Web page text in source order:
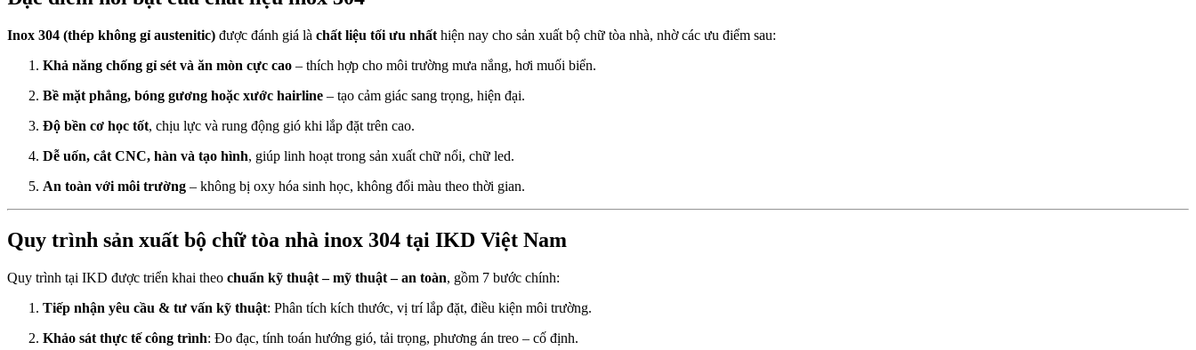
Inox 304 (thép không gỉ austenitic) được đánh giá là chất liệu tối ưu nhất hiện nay cho sản xuất bộ chữ tòa nhà, nhờ các ưu điểm sau:
Khả năng chống gỉ sét và ăn mòn cực cao – thích hợp cho môi trường mưa nắng, hơi muối biển.
Bề mặt phẳng, bóng gương hoặc xước hairline – tạo cảm giác sang trọng, hiện đại.
Độ bền cơ học tốt, chịu lực và rung động gió khi lắp đặt trên cao.
Dễ uốn, cắt CNC, hàn và tạo hình, giúp linh hoạt trong sản xuất chữ nổi, chữ led.
An toàn với môi trường – không bị oxy hóa sinh học, không đổi màu theo thời gian.
Quy trình sản xuất bộ chữ tòa nhà inox 304 tại IKD Việt Nam
Quy trình tại IKD được triển khai theo chuẩn kỹ thuật – mỹ thuật – an toàn, gồm 7 bước chính:
Tiếp nhận yêu cầu & tư vấn kỹ thuật: Phân tích kích thước, vị trí lắp đặt, điều kiện môi trường.
Khảo sát thực tế công trình: Đo đạc, tính toán hướng gió, tải trọng, phương án treo – cố định.